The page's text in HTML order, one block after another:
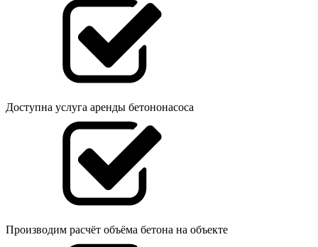
Доступна услуга аренды бетононасоса
Производим расчёт объёма бетона на объекте